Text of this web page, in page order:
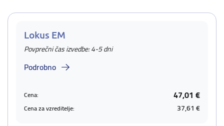
Lokus EM
Povprečni čas izvedbe: 4-5 dni
Podrobno
Cena: 47,01 €
Cena za vzreditelje: 37,61 €